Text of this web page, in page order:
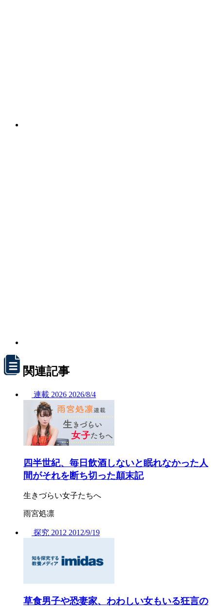
関連記事
連載 2026 2026/8/4
四半世紀、毎日飲酒しないと眠れなかった人
間がそれを断ち切った顛末記
生きづらい女子たちへ
雨宮処凛
探究 2012 2012/9/19
草食男子や恐妻家、わわしい女もいる狂言の